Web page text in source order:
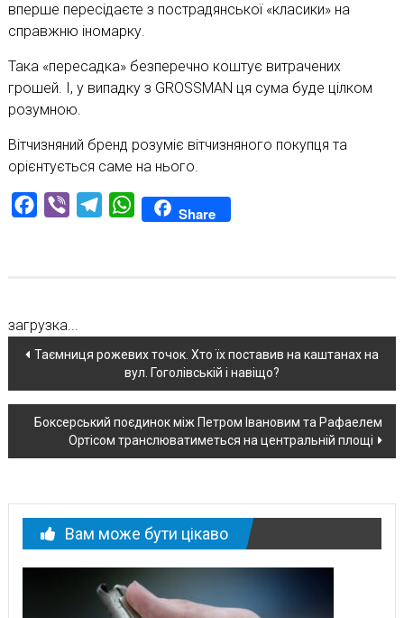
вперше пересідаєте з пострадянської «класики» на
справжню іномарку.
Така «пересадка» безперечно коштує витрачених
грошей. І, у випадку з GROSSMAN ця сума буде цілком
розумною.
Вітчизняний бренд розуміє вітчизняного покупця та
орієнтується саме на нього.
Facebook
Viber TelegramWhatsAppShare
загрузка...
Навігація
по
новині
Таємниця рожевих точок. Хто їх поставив на каштанах на
вул. Гоголівській і навіщо?
Боксерський поєдинок між Петром Івановим та Рафаелем
Ортісом транслюватиметься на центральній площі
Вам може бути цікаво